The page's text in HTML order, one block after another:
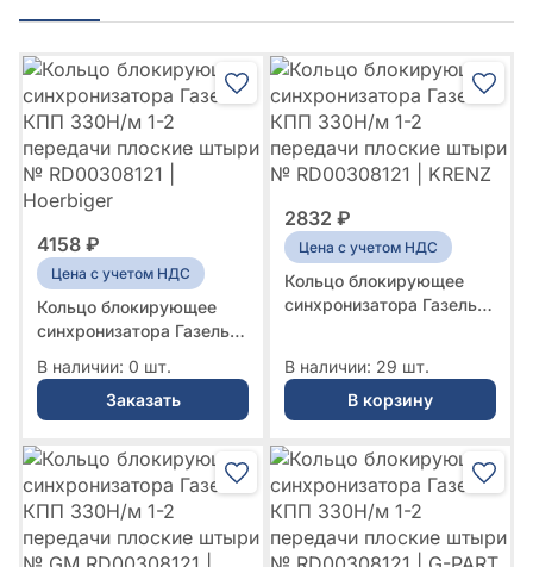
4158 ₽
Цена с учетом НДС
Кольцо блокирующее
синхронизатора Газель
передачи плоские штыри
№ RD00308121 |
Hoerbiger
В наличии: 0 шт.
Заказать
2832 ₽
Цена с учетом НДС
Кольцо блокирующее
синхронизатора Газель
№ RD00308121 | KRENZ
В наличии: 29 шт.
В корзину